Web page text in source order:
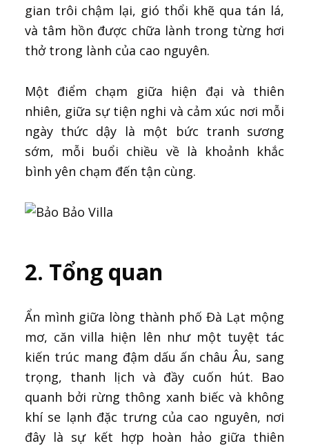
gian trôi chậm lại, gió thổi khẽ qua tán lá,
và tâm hồn được chữa lành trong từng hơi
thở trong lành của cao nguyên.
Một điểm chạm giữa hiện đại và thiên
nhiên, giữa sự tiện nghi và cảm xúc nơi mỗi
ngày thức dậy là một bức tranh sương
sớm, mỗi buổi chiều về là khoảnh khắc
bình yên chạm đến tận cùng.
2. Tổng quan
Ẩn mình giữa lòng thành phố Đà Lạt mộng
mơ, căn villa hiện lên như một tuyệt tác
kiến trúc mang đậm dấu ấn châu Âu, sang
trọng, thanh lịch và đầy cuốn hút. Bao
quanh bởi rừng thông xanh biếc và không
khí se lạnh đặc trưng của cao nguyên, nơi
đây là sự kết hợp hoàn hảo giữa thiên